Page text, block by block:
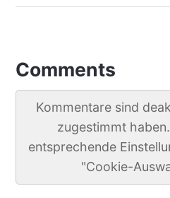
Comments
Kommentare sind
zugestimmt
entsprechende
"Cookie-